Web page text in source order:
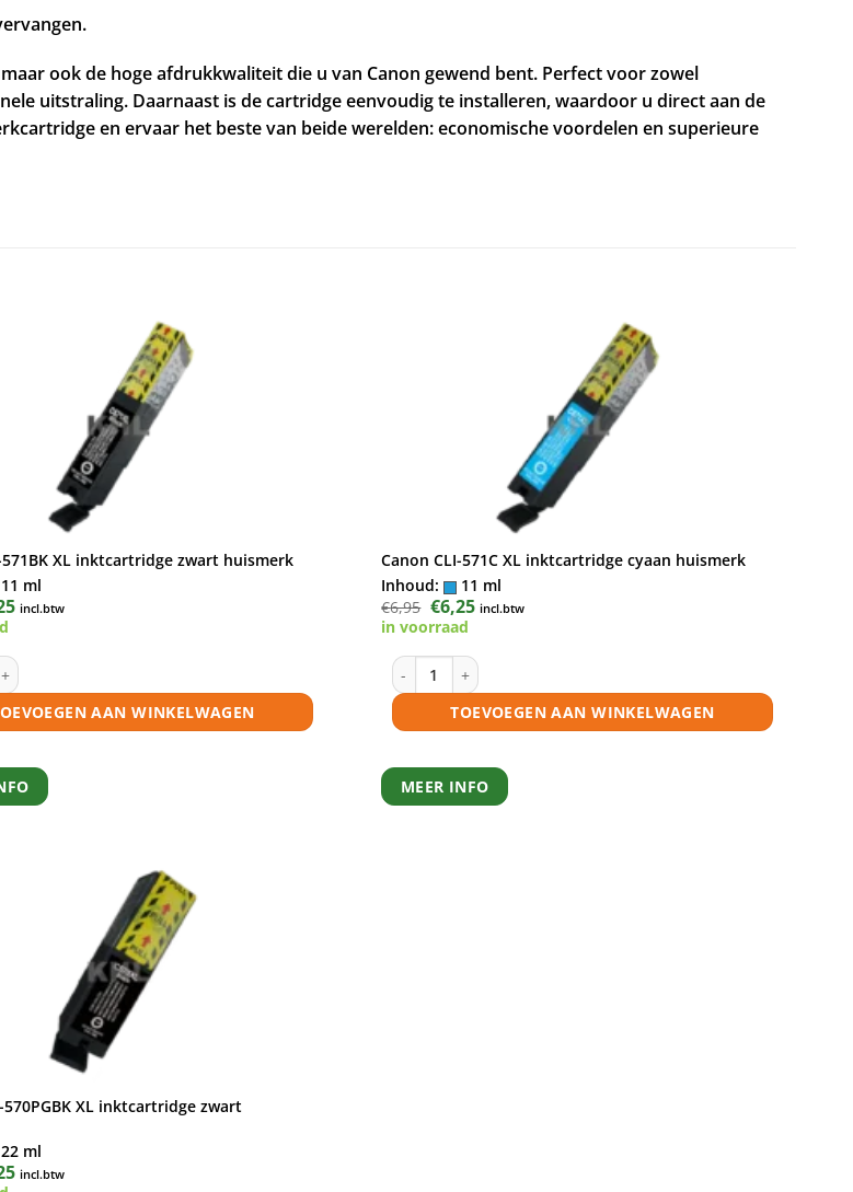
ook de hoge afdrukkwaliteit die u van Canon gewend bent. Perfect voor zowel
uitstraling. Daarnaast is de cartridge eenvoudig te installeren, waardoor u direct aan de
en ervaar het beste van beide werelden: economische voordelen en superieure
571BK XL inktcartridge zwart huismerk
11 ml
Huidige
prijs
incl.btw
571BK XL inktcartridge zwart huismerk aantal
AAN WINKELWAGEN
Canon CLI-571C XL inktcartridge cyaan huismerk
Inhoud:
11 ml
€6,95 Oorspronkelijke
prijs
was:
€6,25Huidige
prijs
incl.btw
in voorraad
Canon CLI-571C XL inktcartridge cyaan huismerk aantal
TOEVOEGEN AAN WINKELWAGEN
MEER INFO
570PGBK XL inktcartridge zwart
22 ml
Huidige
prijs
incl.btw